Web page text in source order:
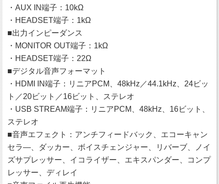
・AUX IN端子：10kΩ
・HEADSET端子：1kΩ
■出力インピーダンス
・MONITOR OUT端子：1kΩ
・HEADSET端子：22Ω
■デジタル音声フォーマット
・HDMI IN端子：リニアPCM、48kHz／44.1kHz、24ビッ
ト／20ビット／16ビット、ステレオ
・USB STREAM端子：リニアPCM、48kHz、16ビット、
ステレオ
■音声エフェクト：アンチフィードバック、エコーキャン
セラ―、ダッカー、ボイスチェンジャー、リバーブ、ノイ
ズサプレッサー、イコライザー、エキスパンダー、コンプ
レッサー、ディレイ